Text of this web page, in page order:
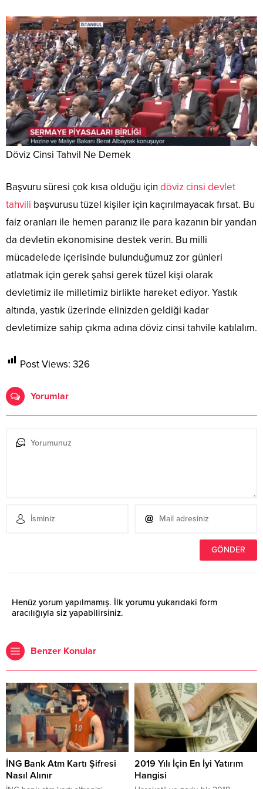
Döviz Cinsi Tahvil Ne Demek
Başvuru süresi çok kısa olduğu için döviz cinsi devlet
tahvili başvurusu tüzel kişiler için kaçırılmayacak fırsat. Bu
faiz oranları ile hemen paranız ile para kazanın bir yandan
da devletin ekonomisine destek verin. Bu milli
mücadelede içerisinde bulunduğumuz zor günleri
atlatmak için gerek şahsi gerek tüzel kişi olarak
devletimiz ile milletimiz birlikte hareket ediyor. Yastık
altında, yastık üzerinde elinizden geldiği kadar
devletimize sahip çıkma adına döviz cinsi tahvile katılalım.
Post Views: 326
Yorumlar
Henüz yorum yapılmamış. İlk yorumu yukarıdaki form
aracılığıyla siz yapabilirsiniz.
Benzer Konular
İNG Bank Atm Kartı Şifresi
Nasıl Alınır
2019 Yılı İçin En İyi Yatırım
Hangisi